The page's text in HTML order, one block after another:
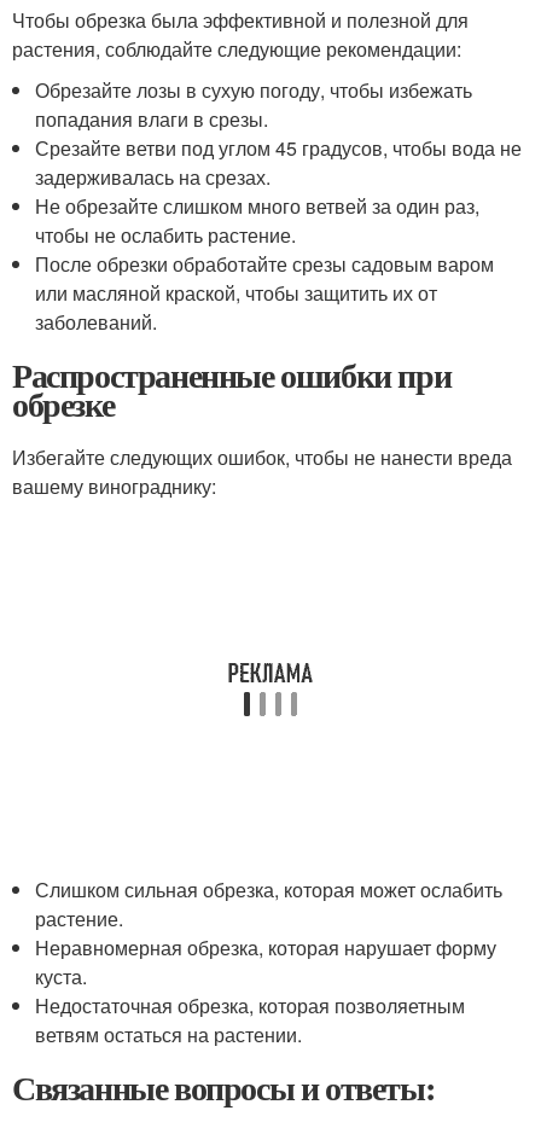
Чтобы обрезка была эффективной и полезной для
растения, соблюдайте следующие рекомендации:
Обрезайте лозы в сухую погоду, чтобы избежать
попадания влаги в срезы.
Срезайте ветви под углом 45 градусов, чтобы вода не
задерживалась на срезах.
Не обрезайте слишком много ветвей за один раз,
чтобы не ослабить растение.
После обрезки обработайте срезы садовым варом
или масляной краской, чтобы защитить их от
заболеваний.
Распространенные ошибки при
обрезке
Избегайте следующих ошибок, чтобы не нанести вреда
вашему винограднику:
Слишком сильная обрезка, которая может ослабить
растение.
Неравномерная обрезка, которая нарушает форму
куста.
Недостаточная обрезка, которая позволяетным
ветвям остаться на растении.
Связанные вопросы и ответы: